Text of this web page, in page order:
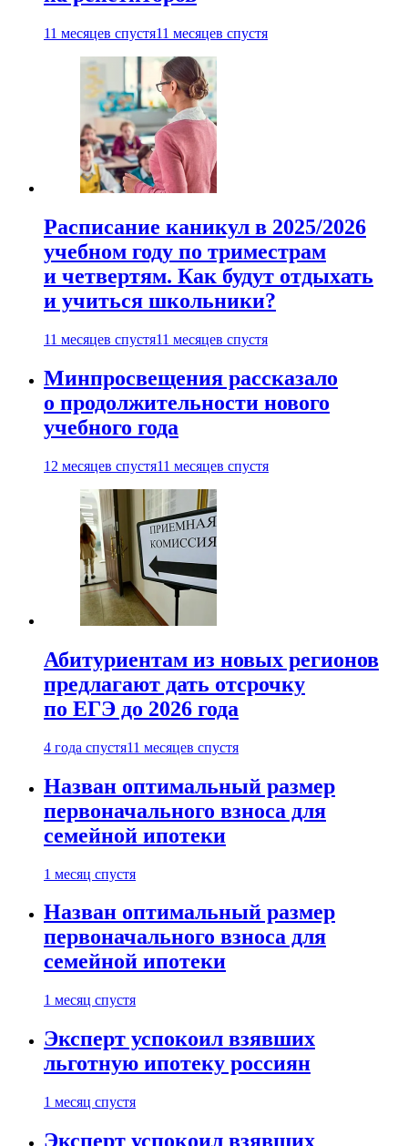
11 месяцев спустя11 месяцев спустя
Расписание каникул в 2025/2026
учебном году по триместрам
и четвертям. Как будут отдыхать
и учиться школьники?
11 месяцев спустя11 месяцев спустя
Минпросвещения рассказало
о продолжительности нового
учебного года
12 месяцев спустя11 месяцев спустя
Абитуриентам из новых регионов
предлагают дать отсрочку
по ЕГЭ до 2026 года
4 года спустя11 месяцев спустя
Назван оптимальный размер
первоначального взноса для
семейной ипотеки
1 месяц спустя
Назван оптимальный размер
первоначального взноса для
семейной ипотеки
1 месяц спустя
Эксперт успокоил взявших
льготную ипотеку россиян
1 месяц спустя
Эксперт успокоил взявших